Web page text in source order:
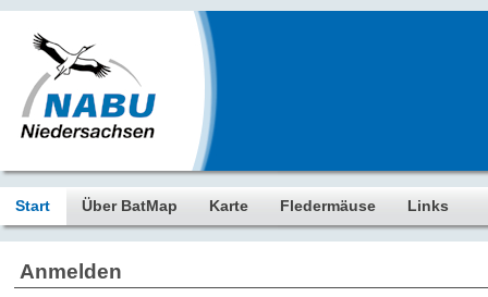
Start Über BatMap Karte Fledermäuse Links
Anmelden